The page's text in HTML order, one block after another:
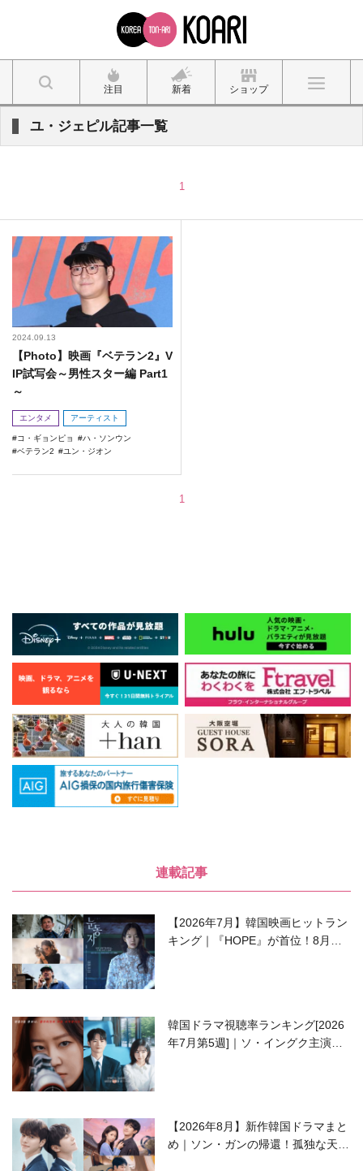
注目 新着 ショップ
ユ・ジェピル記事一覧
1
2024.09.13
【Photo】映画『ベテラン2』V
IP試写会～男性スター編 Part1
～
エンタメ アーティスト
コ・ギョンピョ
ハ・ソンウン
ベテラン2
ユン・ジオン
1
連載記事
【2026年7月】韓国映画ヒットラン
キング｜『HOPE』が首位！8月公
韓国ドラマ視聴率ランキング[2026
年7月第5週]｜ソ・イングク主演の
【2026年8月】新作韓国ドラマまと
め｜ソン・ガンの帰還！孤独な天才